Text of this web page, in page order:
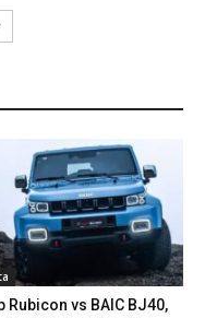
Rubicon vs BAIC BJ40,